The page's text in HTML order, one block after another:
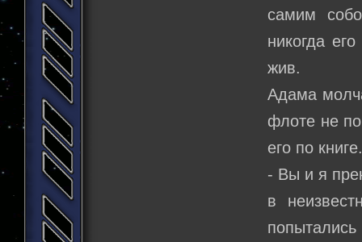
самим
никогда
жив.
Адама
флоте не
его по
- Вы и я
в